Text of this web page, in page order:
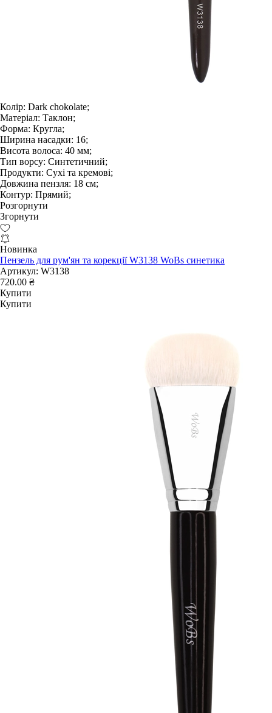
Колір: Dark chokolate;
Матеріал: Таклон;
Форма: Кругла;
Ширина насадки: 16;
Висота волоса: 40 мм;
Тип ворсу: Синтетичний;
Продукти: Сухі та кремові;
Довжина пензля: 18 см;
Контур: Прямий;
Розгорнути
Згорнути
Новинка
Пензель для рум'ян та корекції W3138 WoBs синетика
Артикул: W3138
720.00 ₴
Купити
Купити